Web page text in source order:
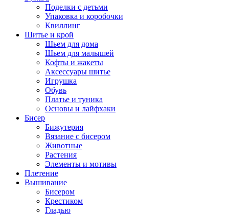
Поделки с детьми
Упаковка и коробочки
Квиллинг
Шитье и крой
Шьем для дома
Шьем для малышей
Кофты и жакеты
Аксессуары шитье
Игрушка
Обувь
Платье и туника
Основы и лайфхаки
Бисер
Бижутерия
Вязание с бисером
Животные
Растения
Элементы и мотивы
Плетение
Вышивание
Бисером
Крестиком
Гладью